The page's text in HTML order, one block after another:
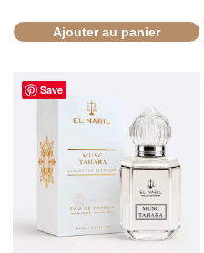
Ajouter au panier
Save